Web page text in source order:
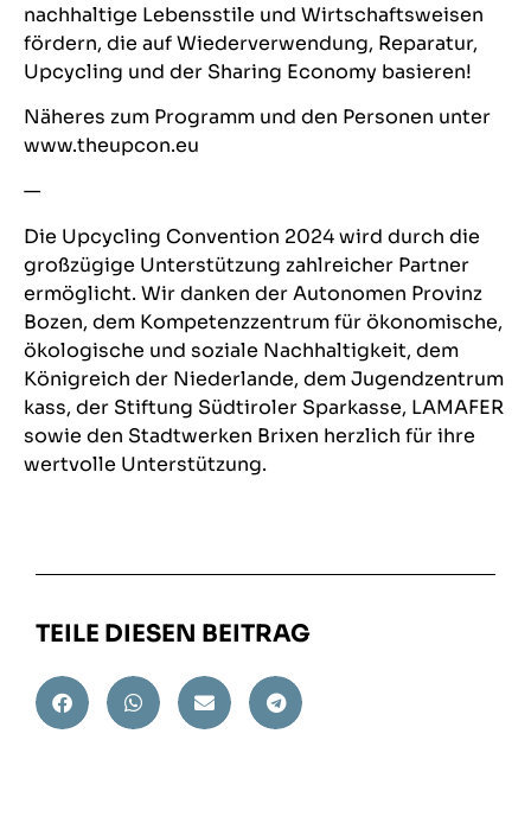
nachhaltige Lebensstile und Wirtschaftsweisen
fördern, die auf Wiederverwendung, Reparatur,
Upcycling und der Sharing Economy basieren!
Näheres zum Programm und den Personen unter
www.theupcon.eu
—
Die Upcycling Convention 2024 wird durch die
großzügige Unterstützung zahlreicher Partner
ermöglicht. Wir danken der Autonomen Provinz
Bozen, dem Kompetenzzentrum für ökonomische,
ökologische und soziale Nachhaltigkeit, dem
Königreich der Niederlande, dem Jugendzentrum
kass, der Stiftung Südtiroler Sparkasse, LAMAFER
sowie den Stadtwerken Brixen herzlich für ihre
wertvolle Unterstützung.
TEILE DIESEN BEITRAG